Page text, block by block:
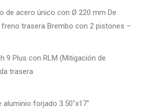
de acero único con Ø 220 mm De
trasera Brembo con 2 pistones –
9 Plus con RLM (Mitigación de
trasera
forjado 3.50″x17″